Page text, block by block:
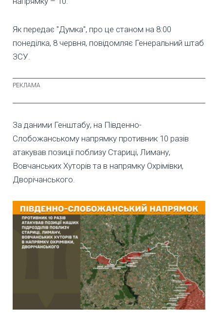
Як передає "Думка", про це станом на 8:00
понеділка, 8 червня, повідомляє Генеральний штаб
ЗСУ.
За даними Генштабу, на Південно-
Слобожанському напрямку противник 10 разів
атакував позиції поблизу Стариці, Лиману,
Вовчанських Хуторів та в напрямку Охрімівки,
Дворічанського.